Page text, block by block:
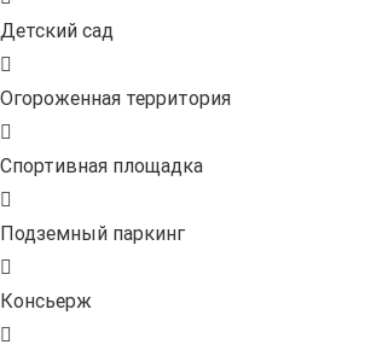
Детский сад
Огороженная территория
Спортивная площадка
Подземный паркинг
Консьерж